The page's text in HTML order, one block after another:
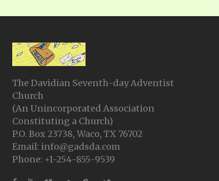
The Davidian Seventh-day Adventist
Church
(An Unincorporated Association
Constituting a Church)
P.O. Box 23738, Waco, TX 76702
Email: info@gadsda.com
Phone: +1-254-855-9539